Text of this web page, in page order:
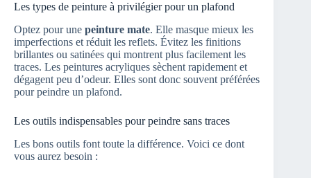
Les types de peinture à privilégier pour un plafond
Optez pour une peinture mate. Elle masque mieux les
imperfections et réduit les reflets. Évitez les finitions
brillantes ou satinées qui montrent plus facilement les
traces. Les peintures acryliques sèchent rapidement et
dégagent peu d’odeur. Elles sont donc souvent préférées
pour peindre un plafond.
Les outils indispensables pour peindre sans traces
Les bons outils font toute la différence. Voici ce dont
vous aurez besoin :